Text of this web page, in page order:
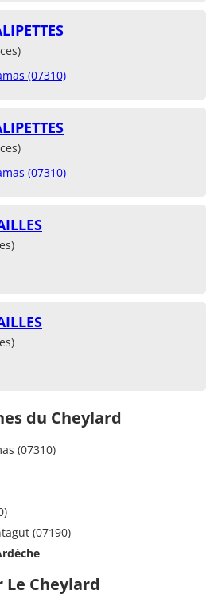
(07310)
(07310)
du Cheylard
(07310)
(07190)
Le Cheylard